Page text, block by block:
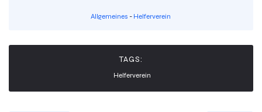
Allgemeines - Helferverein
TAGS:
Helferverein